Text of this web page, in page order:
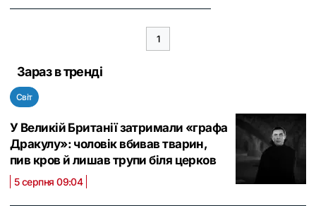
1
Зараз в тренді
Світ
У Великій Британії затримали «графа
Дракулу»: чоловік вбивав тварин,
пив кров й лишав трупи біля церков
5 серпня 09:04